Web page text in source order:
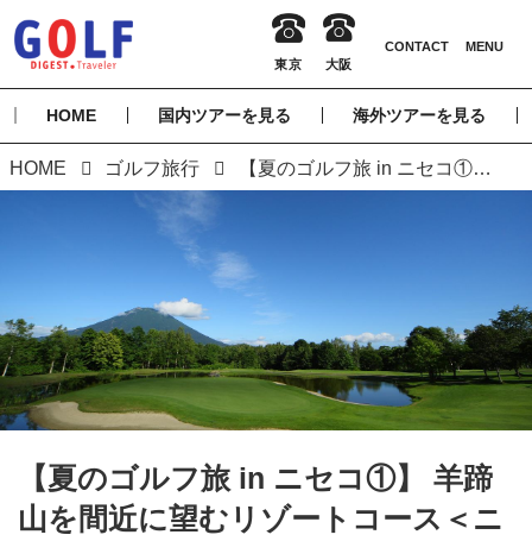
HOME 国内ツアーを見る 海外ツアーを見る
HOME ゴルフ旅行 【夏のゴルフ旅 in ニセコ①】 羊蹄山を間近に望むリゾートコース＜ニセコビレッジゴルフコース＞
【夏のゴルフ旅 in ニセコ①】 羊蹄
山を間近に望むリゾートコース＜ニ